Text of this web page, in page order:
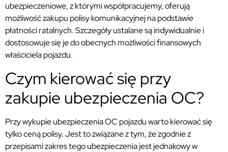
ubezpieczeniowe, z którymi współpracujemy, oferują
możliwość zakupu polisy komunikacyjnej na podstawie
płatności ratalnych. Szczegóły ustalane są indywidualnie i
dostosowuje się je do obecnych możliwości finansowych
właściciela pojazdu.
Czym kierować się przy
zakupie ubezpieczenia OC?
Przy wykupie ubezpieczenia OC pojazdu warto kierować się
tylko ceną polisy. Jest to związane z tym, że zgodnie z
przepisami zakres tego ubezpieczenia jest jednakowy w